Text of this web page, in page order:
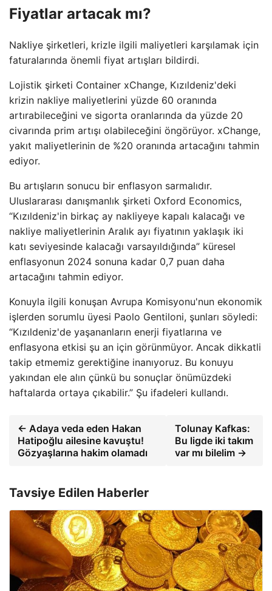
Fiyatlar artacak mı?
Nakliye şirketleri, krizle ilgili maliyetleri karşılamak için
faturalarında önemli fiyat artışları bildirdi.
Lojistik şirketi Container xChange, Kızıldeniz'deki
krizin nakliye maliyetlerini yüzde 60 oranında
artırabileceğini ve sigorta oranlarında da yüzde 20
civarında prim artışı olabileceğini öngörüyor. xChange,
yakıt maliyetlerinin de %20 oranında artacağını tahmin
ediyor.
Bu artışların sonucu bir enflasyon sarmalıdır.
Uluslararası danışmanlık şirketi Oxford Economics,
“Kızıldeniz'in birkaç ay nakliyeye kapalı kalacağı ve
nakliye maliyetlerinin Aralık ayı fiyatının yaklaşık iki
katı seviyesinde kalacağı varsayıldığında” küresel
enflasyonun 2024 sonuna kadar 0,7 puan daha
artacağını tahmin ediyor.
Konuyla ilgili konuşan Avrupa Komisyonu'nun ekonomik
işlerden sorumlu üyesi Paolo Gentiloni, şunları söyledi:
“Kızıldeniz'de yaşananların enerji fiyatlarına ve
enflasyona etkisi şu an için görünmüyor. Ancak dikkatli
takip etmemiz gerektiğine inanıyoruz. Bu konuyu
yakından ele alın çünkü bu sonuçlar önümüzdeki
haftalarda ortaya çıkabilir.” Şu ifadeleri kullandı.
← Adaya veda eden Hakan
Hatipoğlu ailesine kavuştu!
Gözyaşlarına hakim olamadı
Tolunay Kafkas:
Bu ligde iki takım
var mı bilelim →
Tavsiye Edilen Haberler